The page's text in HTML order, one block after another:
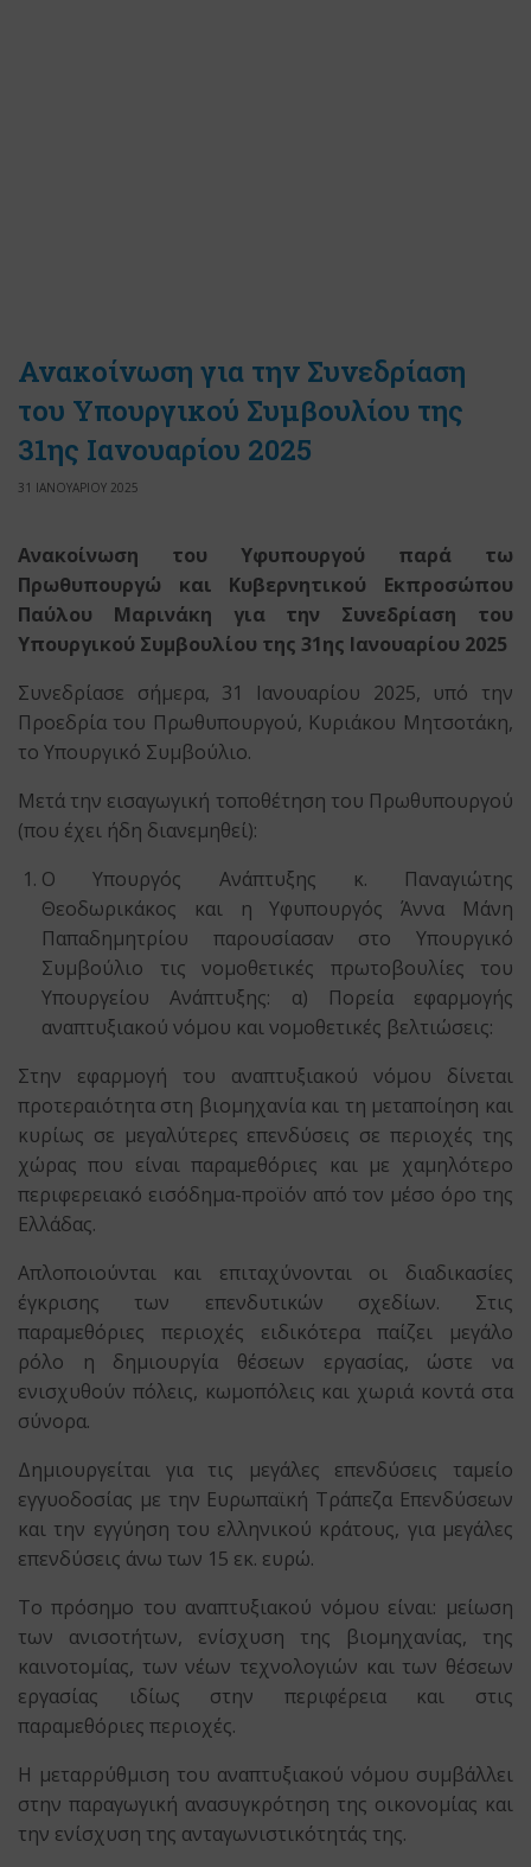
Ανακοίνωση για την Συνεδρίαση
του Υπουργικού Συμβουλίου της
31ης Ιανουαρίου 2025
31 ΙΑΝΟΥΑΡΙΟΥ 2025
Ανακοίνωση του Υφυπουργού παρά τω
Πρωθυπουργώ και Κυβερνητικού Εκπροσώπου
Παύλου Μαρινάκη για την Συνεδρίαση του
Υπουργικού Συμβουλίου της 31ης Ιανουαρίου 2025
Συνεδρίασε σήμερα, 31 Ιανουαρίου 2025, υπό την
Προεδρία του Πρωθυπουργού, Κυριάκου Μητσοτάκη,
το Υπουργικό Συμβούλιο.
Μετά την εισαγωγική τοποθέτηση του Πρωθυπουργού
(που έχει ήδη διανεμηθεί):
Ο Υπουργός Ανάπτυξης κ. Παναγιώτης
Θεοδωρικάκος και η Υφυπουργός Άννα Μάνη
Παπαδημητρίου παρουσίασαν στο Υπουργικό
Συμβούλιο τις νομοθετικές πρωτοβουλίες του
Υπουργείου Ανάπτυξης: α) Πορεία εφαρμογής
αναπτυξιακού νόμου και νομοθετικές βελτιώσεις:
Στην εφαρμογή του αναπτυξιακού νόμου δίνεται
προτεραιότητα στη βιομηχανία και τη μεταποίηση και
κυρίως σε μεγαλύτερες επενδύσεις σε περιοχές της
χώρας που είναι παραμεθόριες και με χαμηλότερο
περιφερειακό εισόδημα-προϊόν από τον μέσο όρο της
Ελλάδας.
Απλοποιούνται και επιταχύνονται οι διαδικασίες
έγκρισης των επενδυτικών σχεδίων. Στις
παραμεθόριες περιοχές ειδικότερα παίζει μεγάλο
ρόλο η δημιουργία θέσεων εργασίας, ώστε να
ενισχυθούν πόλεις, κωμοπόλεις και χωριά κοντά στα
σύνορα.
Δημιουργείται για τις μεγάλες επενδύσεις ταμείο
εγγυοδοσίας με την Ευρωπαϊκή Τράπεζα Επενδύσεων
και την εγγύηση του ελληνικού κράτους, για μεγάλες
επενδύσεις άνω των 15 εκ. ευρώ.
Το πρόσημο του αναπτυξιακού νόμου είναι: μείωση
των ανισοτήτων, ενίσχυση της βιομηχανίας, της
καινοτομίας, των νέων τεχνολογιών και των θέσεων
εργασίας ιδίως στην περιφέρεια και στις
παραμεθόριες περιοχές.
Η μεταρρύθμιση του αναπτυξιακού νόμου συμβάλλει
στην παραγωγική ανασυγκρότηση της οικονομίας και
την ενίσχυση της ανταγωνιστικότητάς της.